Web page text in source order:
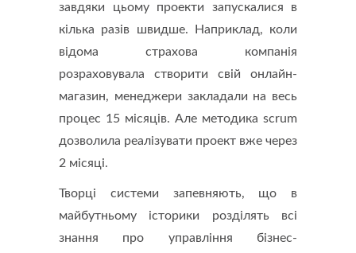
завдяки цьому проекти запускалися в
кілька разів швидше. Наприклад, коли
відома страхова компанія
розраховувала створити свій онлайн-
магазин, менеджери закладали на весь
процес 15 місяців. Але методика scrum
дозволила реалізувати проект вже через
2 місяці.
Творці системи запевняють, що в
майбутньому історики розділять всі
знання про управління бізнес-